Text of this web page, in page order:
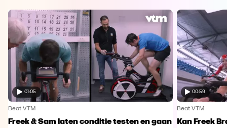
01:05
Beat VTM
Freek & Sam laten conditie testen en gaan
00:59
Beat VTM
Kan Freek